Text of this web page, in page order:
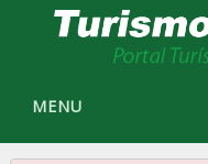
MENU